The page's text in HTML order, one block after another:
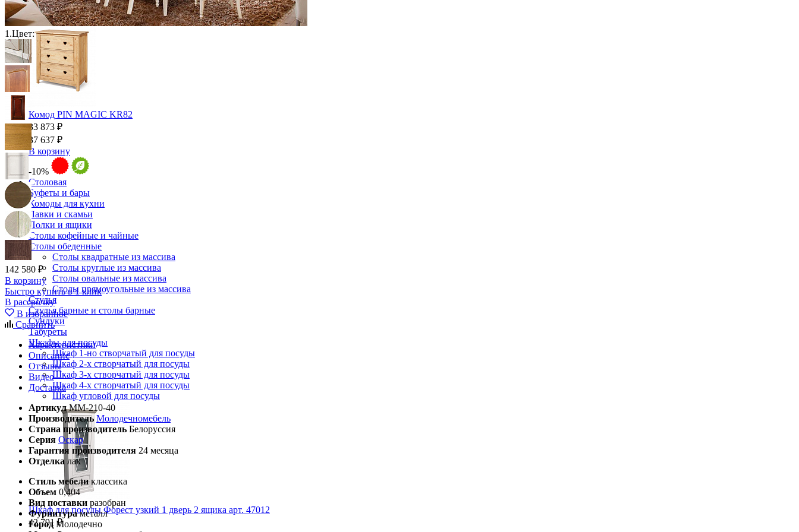
Комод PIN MAGIC KR82
33 873 ₽
37 637 ₽
В корзину
-10%
Столовая
Буфеты и бары
Комоды для кухни
Лавки и скамьи
Полки и ящики
Столы кофейные и чайные
Столы обеденные
Столы квадратные из массива
Столы круглые из массива
Столы овальные из массива
Столы прямоугольные из массива
Стулья
Стулья барные и столы барные
Сундуки
Табуреты
Шкафы для посуды
Шкаф 1-но створчатый для посуды
Шкаф 2-х створчатый для посуды
Шкаф 3-х створчатый для посуды
Шкаф 4-х створчатый для посуды
Шкаф угловой для посуды
Шкаф для посуды Форест узкий 1 дверь 2 ящика арт. 47012
42 791 ₽
1.Цвет:
142 580 ₽
В корзину
Быстро купить в 1 клик
В рассрочку
В избранное
Сравнить
Характеристики
Описание
Отзывы
Видео
Доставка
Артикул ММ-210-40
Производитель Молодечномебель
Страна производитель Белоруссия
Серия Оскар
Гарантия производителя 24 месяца
Отделка лак
Стиль мебели классика
Объем 0,404
Вид поставки разобран
Фурнитура металл
Город Молодечно